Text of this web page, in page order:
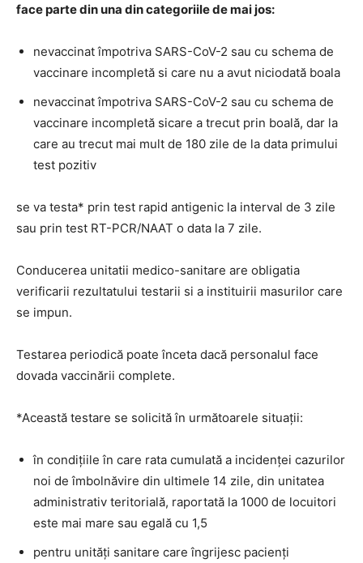
face parte din una din categoriile de mai jos:
nevaccinat împotriva SARS-CoV-2 sau cu schema de
vaccinare incompletă si care nu a avut niciodată boala
nevaccinat împotriva SARS-CoV-2 sau cu schema de
vaccinare incompletă sicare a trecut prin boală, dar la
care au trecut mai mult de 180 zile de la data primului
test pozitiv
se va testa* prin test rapid antigenic la interval de 3 zile
sau prin test RT-PCR/NAAT o data la 7 zile.
Conducerea unitatii medico-sanitare are obligatia
verificarii rezultatului testarii si a instituirii masurilor care
se impun.
Testarea periodică poate înceta dacă personalul face
dovada vaccinării complete.
*Această testare se solicită în următoarele situații:
în condițiile în care rata cumulată a incidenței cazurilor
noi de îmbolnăvire din ultimele 14 zile, din unitatea
administrativ teritorială, raportată la 1000 de locuitori
este mai mare sau egală cu 1,5
pentru unități sanitare care îngrijesc pacienți